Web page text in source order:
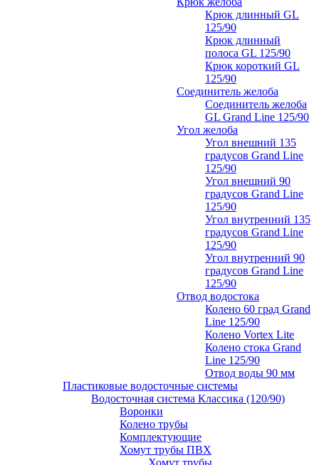
Крюк длинный GL
125/90
Крюк длинный
полоса GL 125/90
Крюк короткий GL
125/90
Соединитель желоба
Соединитель желоба
GL Grand Line 125/90
Угол желоба
Угол внешний 135
градусов Grand Line
125/90
Угол внешний 90
градусов Grand Line
125/90
Угол внутренний 135
градусов Grand Line
125/90
Угол внутренний 90
градусов Grand Line
125/90
Отвод водостока
Колено 60 град Grand
Line 125/90
Колено Vortex Lite
Колено стока Grand
Line 125/90
Отвод воды 90 мм
Пластиковые водосточные системы
Водосточная система Классика (120/90)
Воронки
Колено трубы
Комплектующие
Хомут трубы ПВХ
Хомут трубы